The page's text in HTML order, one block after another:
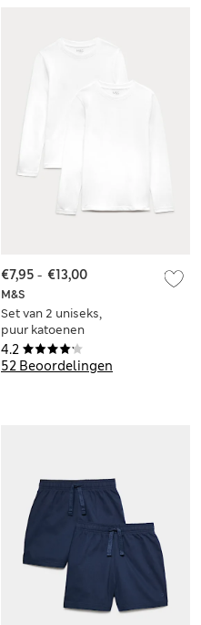
4.2
52 Beoordelingen
M&S
Set van 2 uniseks,
puur katoenen
school-T-shirts (2-16
jaar)
€7,95 - €13,00